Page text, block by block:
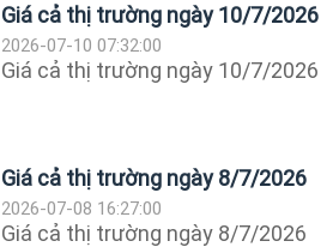
Giá cả thị trường ngày 10/7/2026
2026-07-10 07:32:00
Giá cả thị trường ngày 10/7/2026
Giá cả thị trường ngày 8/7/2026
2026-07-08 16:27:00
Giá cả thị trường ngày 8/7/2026